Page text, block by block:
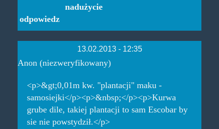
odpowiedz
nadużycie
13.02.2013 - 12:35
Anon (niezweryfikowany)
<p>&gt;0,01m kw. "plantacji" maku -
samosiejki</p><p>&nbsp;</p><p>Kurwa
grube dile, takiej plantacji to sam Escobar by
sie nie powstydził.</p>